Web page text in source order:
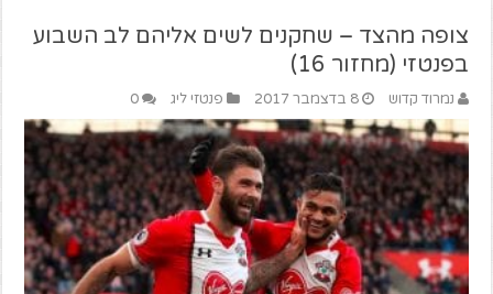
צופה מהצד – שחקנים לשים אליהם לב השבוע
בפנטזי (מחזור 16)
נמרוד קדוש 8 בדצמבר 2017 פנטזי ליג 0